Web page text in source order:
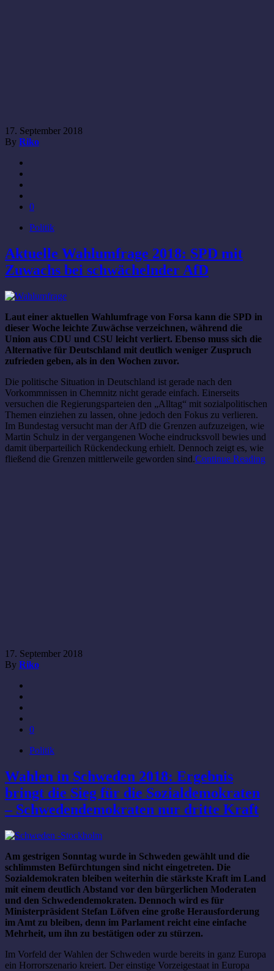
17. September 2018
By Riko
0
Politik
Aktuelle Wahlumfrage 2018: SPD mit
Zuwachs bei schwächelnder AfD
Laut einer aktuellen Wahlumfrage von Forsa kann die SPD in
dieser Woche leichte Zuwächse verzeichnen, während die
Union aus CDU und CSU leicht verliert. Ebenso muss sich die
Alternative für Deutschland mit deutlich weniger Zuspruch
zufrieden geben, als in den Wochen zuvor.
Die politische Situation in Deutschland ist gerade nach den
Vorkommnissen in Chemnitz nicht gerade einfach. Einerseits
versuchen die Regierungsparteien den „Alltag“ mit sozialpolitischen
Themen einziehen zu lassen, ohne jedoch den Fokus zu verlieren.
Im Bundestag versucht man der AfD die Grenzen aufzuzeigen, wie
Martin Schulz in der vergangenen Woche eindrucksvoll bewies und
damit überparteilich Rückendeckung erhielt. Dennoch zeigt es, wie
fließend die Grenzen mittlerweile geworden sind.Continue Reading
17. September 2018
By Riko
0
Politik
Wahlen in Schweden 2018: Ergebnis
bringt die Sieg für die Sozialdemokraten
– Schwedendemokraten nur dritte Kraft
Am gestrigen Sonntag wurde in Schweden gewählt und die
schlimmsten Befürchtungen sind nicht eingetreten. Die
Sozialdemokraten bleiben weiterhin die stärkste Kraft im Land
mit einem deutlich Abstand vor den bürgerlichen Moderaten
und den Schwedendemokraten. Dennoch wird es für
Ministerpräsident Stefan Löfven eine große Herausforderung
im Amt zu bleiben, denn im Parlament reicht eine einfache
Mehrheit, um ihn zu bestätigen oder zu stürzen.
Im Vorfeld der Wahlen der Schweden wurde bereits in ganz Europa
ein Horrorszenario kreiert. Der einstige Vorzeigestaat in Europa